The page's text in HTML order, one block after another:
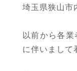
埼玉県狭山市
以前から各
に伴いまして